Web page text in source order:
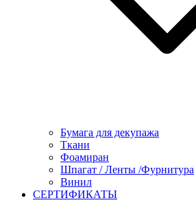
Бумага для декупажа
Ткани
Фоамиран
Шпагат / Ленты /Фурнитура
Винил
СЕРТИФИКАТЫ